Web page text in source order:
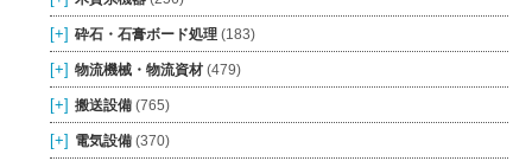
[+] 砕石・石膏ボード処理 (183)
[+] 物流機械・物流資材 (479)
[+] 搬送設備 (765)
[+] 電気設備 (370)